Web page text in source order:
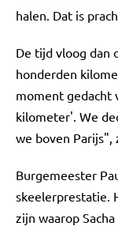
halen. Dat is
De tijd vloog dan
honderden
moment gedacht
kilometer'. We
we boven Parijs",
Burgemeester
skeelerprestatie.
zijn waarop